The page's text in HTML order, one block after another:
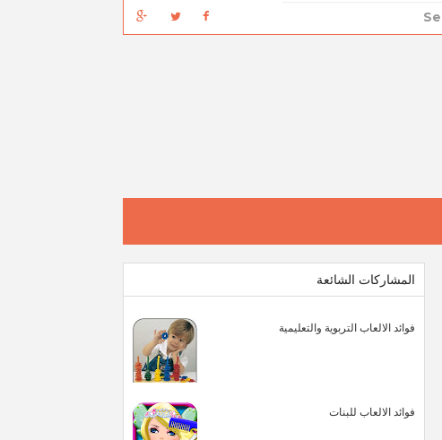
المشاركات الشائعة
فوائد الالعاب التربوية والتعليمية
فوائد الالعاب للبنات